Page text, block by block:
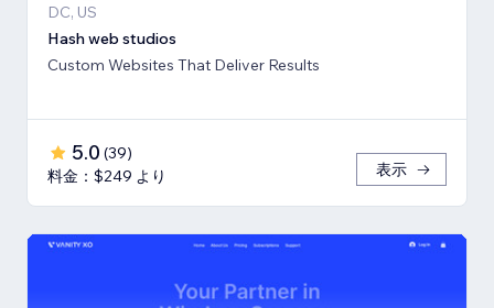
DC, US
Hash web studios
Custom Websites That Deliver Results
5.0 (39)
料金：$249 より
表示